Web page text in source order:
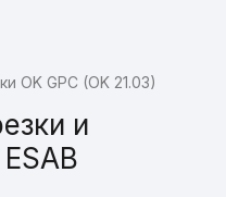
OK GPC (OK 21.03)
и